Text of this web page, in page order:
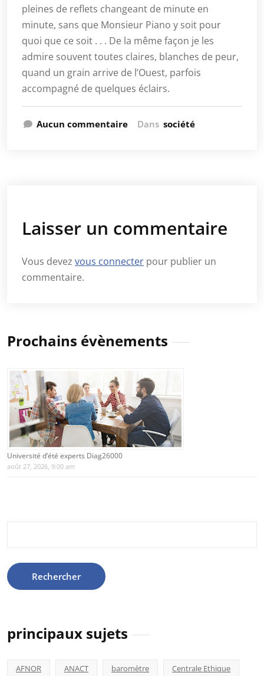
pleines de reflets changeant de minute en
minute, sans que Monsieur Piano y soit pour
quoi que ce soit . . . De la même façon je les
admire souvent toutes claires, blanches de peur,
quand un grain arrive de l’Ouest, parfois
accompagné de quelques éclairs.
Aucun commentaire Dans société
Laisser un commentaire
Vous devez vous connecter pour publier un
commentaire.
Prochains évènements
Université d’été experts Diag26000
août 27, 2026, 9:00 am
principaux sujets
AFNOR ANACT baromètre Centrale Ethique